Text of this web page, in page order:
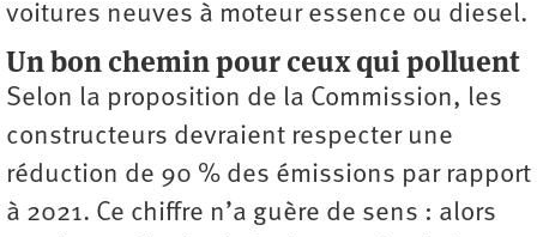
voitures neuves à moteur essence ou diesel.
Un bon chemin pour ceux qui polluent
Selon la proposition de la Commission, les
constructeurs devraient respecter une
réduction de 90 % des émissions par rapport
à 2021. Ce chiffre n’a guère de sens : alors